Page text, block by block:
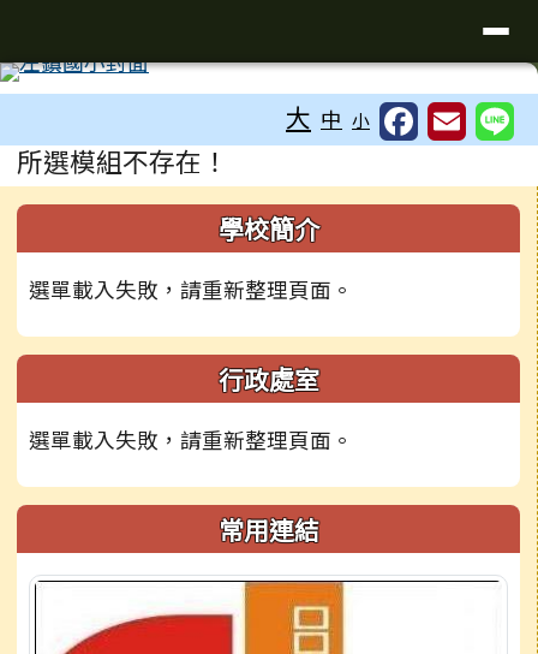
臺南市左鎮區左鎮國民小學全球資
大 中 小
主內容區域
所選模組不存在！
左邊區域內容 學校簡介
選單載入失敗，請重新整理頁面。
行政處室
選單載入失敗，請重新整理頁面。
常用連結
頁尾區域